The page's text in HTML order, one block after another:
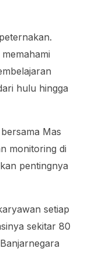
hulu hingga
Mas
monitoring di
pentingnya
setiap
sekitar 80